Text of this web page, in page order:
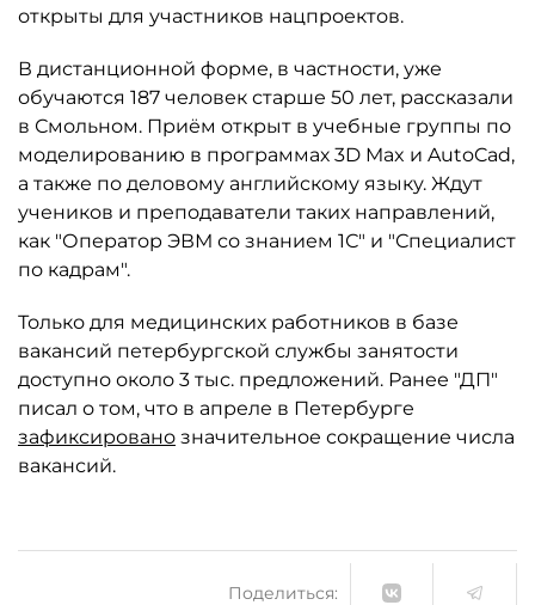
открыты для участников нацпроектов.
В дистанционной форме, в частности, уже
обучаются 187 человек старше 50 лет, рассказали
в Смольном. Приём открыт в учебные группы по
моделированию в программах 3D Max и AutoCad,
а также по деловому английскому языку. Ждут
учеников и преподаватели таких направлений,
как "Оператор ЭВМ со знанием 1С" и "Специалист
по кадрам".
Только для медицинских работников в базе
вакансий петербургской службы занятости
доступно около 3 тыс. предложений. Ранее "ДП"
писал о том, что в апреле в Петербурге
зафиксировано значительное сокращение числа
вакансий.
Поделиться: